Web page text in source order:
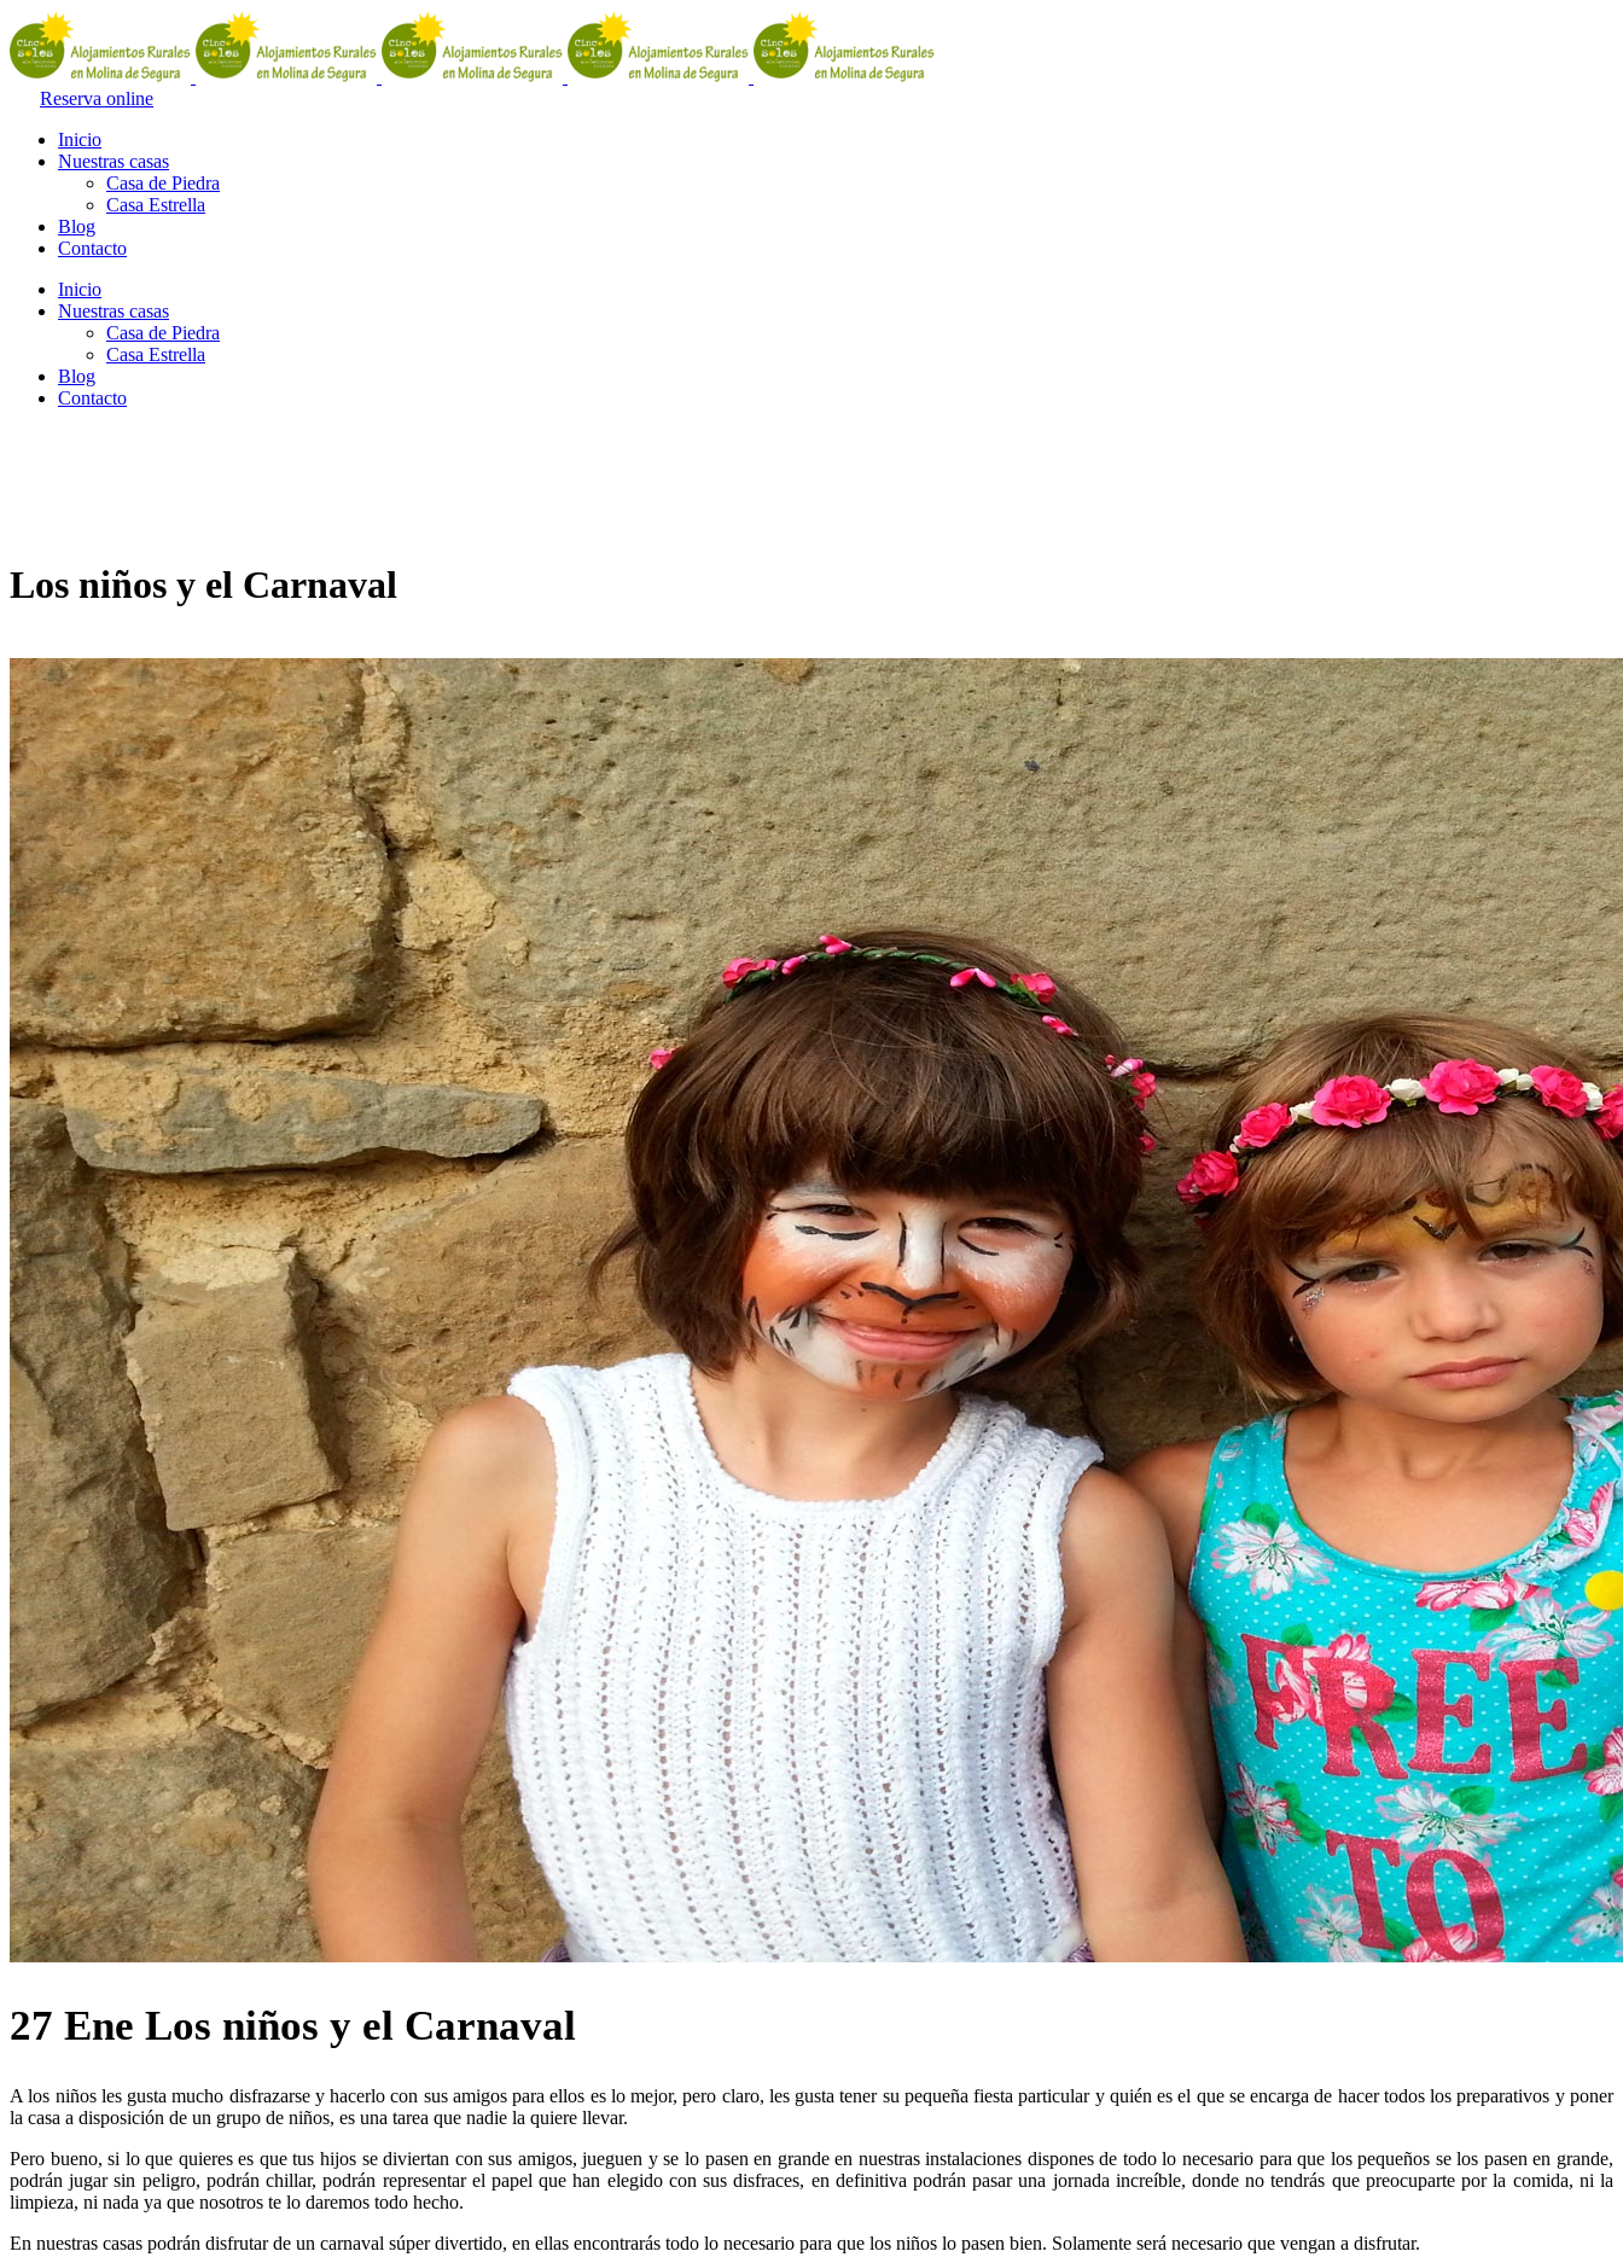
Reserva online
Inicio
Nuestras casas
Casa de Piedra
Casa Estrella
Blog
Contacto
Inicio
Nuestras casas
Casa de Piedra
Casa Estrella
Blog
Contacto
Los niños y el Carnaval
27 Ene Los niños y el Carnaval
A los niños les gusta mucho disfrazarse y hacerlo con sus amigos para ellos es lo mejor, pero claro, les gusta tener su pequeña fiesta particular y quién es el que se encarga de hacer todos los preparativos y poner
la casa a disposición de un grupo de niños, es una tarea que nadie la quiere llevar.
Pero bueno, si lo que quieres es que tus hijos se diviertan con sus amigos, jueguen y se lo pasen en grande en nuestras instalaciones dispones de todo lo necesario para que los pequeños se los pasen en grande,
podrán jugar sin peligro, podrán chillar, podrán representar el papel que han elegido con sus disfraces, en definitiva podrán pasar una jornada increíble, donde no tendrás que preocuparte por la comida, ni la
limpieza, ni nada ya que nosotros te lo daremos todo hecho.
En nuestras casas podrán disfrutar de un carnaval súper divertido, en ellas encontrarás todo lo necesario para que los niños lo pasen bien. Solamente será necesario que vengan a disfrutar.